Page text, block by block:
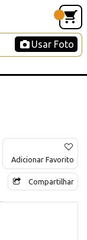
Usar Foto
Adicionar Favorito
Compartilhar